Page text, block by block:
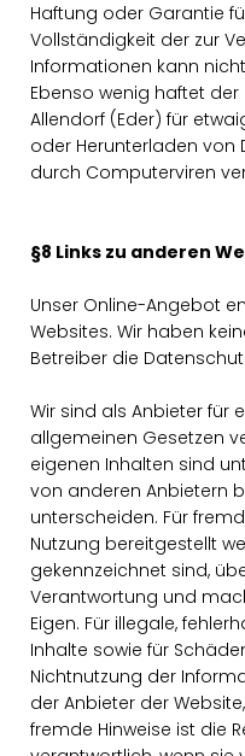
Haftung oder Garantie
Vollständigkeit der zur
Informationen kann
Ebenso wenig haftet
Allendorf (Eder) für
oder Herunterladen von
durch Computerviren
§8 Links zu anderen
Unser Online-Angebot
Websites. Wir haben
Betreiber die
Wir sind als Anbieter für
allgemeinen Gesetzen
eigenen Inhalten sind
von anderen Anbietern
unterscheiden. Für
Nutzung bereitgestellt
gekennzeichnet sind,
Verantwortung und
Eigen. Für illegale,
Inhalte sowie für
Nichtnutzung der
der Anbieter der
fremde Hinweise ist die